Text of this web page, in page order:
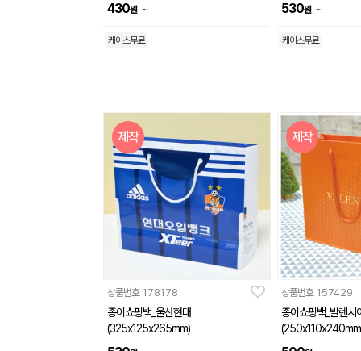
430원 ~
케이스무료
530원 ~
케이스무료
제작
상품번호 178178
종이쇼핑백_울산현대
(325x125x265mm)
제작
상품번호 157429
종이쇼핑백_발렌시